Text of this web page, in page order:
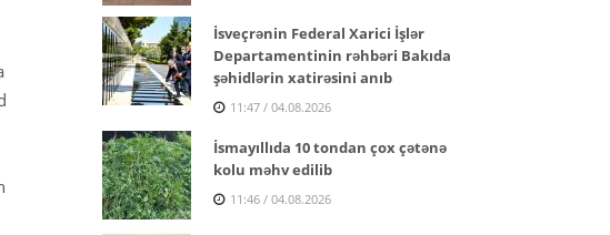
İsveçrənin Federal Xarici İşlər
Departamentinin rəhbəri Bakıda
şəhidlərin xatirəsini anıb
11:47 / 04.08.2026
İsmayıllıda 10 tondan çox çətənə
kolu məhv edilib
11:46 / 04.08.2026